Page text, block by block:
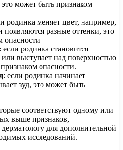
может быть признаком
родинка меняет цвет, например,
появляются разные оттенки, это
опасности.
: если родинка становится
выступает над поверхностью
опасности.
: если родинка начинает
зуд, это может быть
соответствуют одному или
выше признаков,
дерматологу для дополнительной
исследований.